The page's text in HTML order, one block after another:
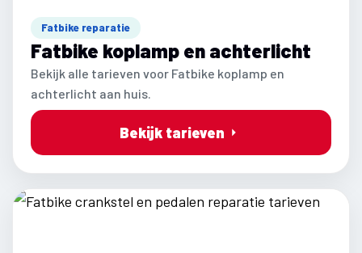
Fatbike reparatie
Fatbike koplamp en achterlicht
Bekijk alle tarieven voor Fatbike koplamp en
achterlicht aan huis.
Bekijk tarieven